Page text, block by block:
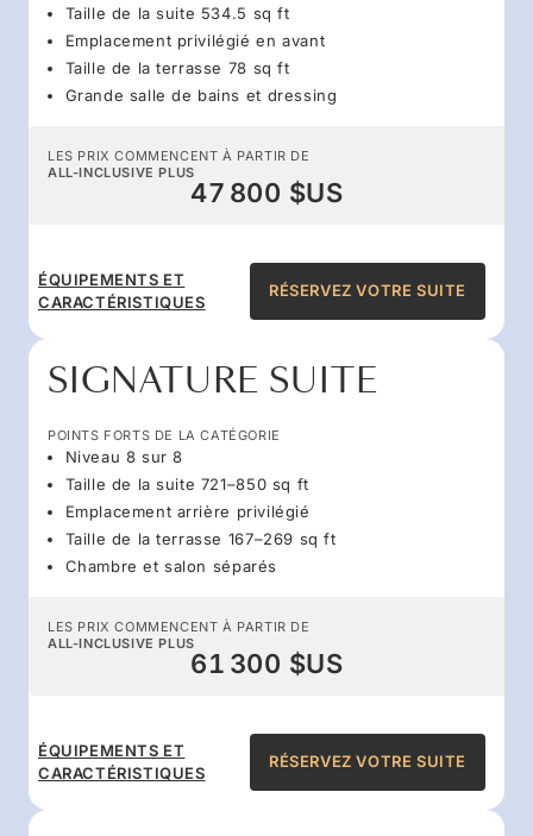
Taille de la suite 534.5 sq ft
Emplacement privilégié en avant
Taille de la terrasse 78 sq ft
Grande salle de bains et dressing
LES PRIX COMMENCENT À PARTIR DE
ALL-INCLUSIVE PLUS
47 800 $US
ÉQUIPEMENTS ET
CARACTÉRISTIQUES
RÉSERVEZ VOTRE SUITE
SIGNATURE SUITE
POINTS FORTS DE LA CATÉGORIE
Niveau 8 sur 8
Taille de la suite 721–850 sq ft
Emplacement arrière privilégié
Taille de la terrasse 167–269 sq ft
Chambre et salon séparés
LES PRIX COMMENCENT À PARTIR DE
ALL-INCLUSIVE PLUS
61 300 $US
ÉQUIPEMENTS ET
CARACTÉRISTIQUES
RÉSERVEZ VOTRE SUITE